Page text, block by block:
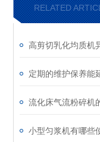
RELATED
小型匀浆机有哪些